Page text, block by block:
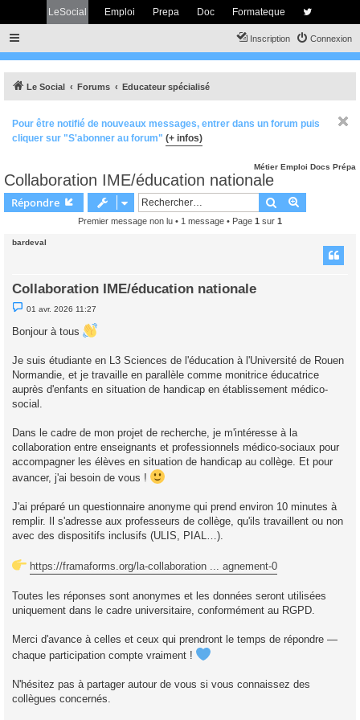
LeSocial Emploi Prepa Doc Formateque
Connexion
Inscription
Le Social Forums Educateur spécialisé
Pour être notifié de nouveaux messages, entrer dans un forum puis
cliquer sur "S'abonner au forum" (+ infos)
Métier Emploi Docs Prépa
Collaboration IME/éducation nationale
Répondre Rechercher
Premier message non lu • 1 message • Page 1 sur 1
bardeval
Collaboration IME/éducation nationale
M
e
s
e
n
n
l
01 avr. 2026 11:27
Bonjour à tous
Je suis étudiante en L3 Sciences de l'éducation à l'Université de Rouen
Normandie, et je travaille en parallèle comme monitrice éducatrice
auprès d'enfants en situation de handicap en établissement médico-
social.
Dans le cadre de mon projet de recherche, je m'intéresse à la
collaboration entre enseignants et professionnels médico-sociaux pour
accompagner les élèves en situation de handicap au collège. Et pour
avancer, j'ai besoin de vous !
J'ai préparé un questionnaire anonyme qui prend environ 10 minutes à
remplir. Il s'adresse aux professeurs de collège, qu'ils travaillent ou non
avec des dispositifs inclusifs (ULIS, PIAL…).
https://framaforms.org/la-collaboration ... agnement-0
Toutes les réponses sont anonymes et les données seront utilisées
uniquement dans le cadre universitaire, conformément au RGPD.
Merci d'avance à celles et ceux qui prendront le temps de répondre —
chaque participation compte vraiment !
N'hésitez pas à partager autour de vous si vous connaissez des
collègues concernés.